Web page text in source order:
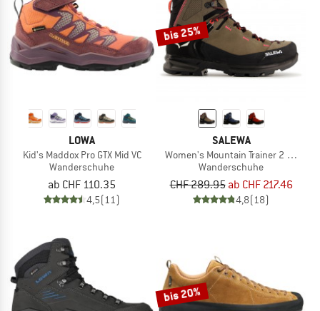
LOWA
Kid's Maddox Pro GTX Mid VC
Wanderschuhe
ab CHF 110.35
4,5(11)
bis 25%
SALEWA
Women's Mountain Trainer 2 Mid GTX
Wanderschuhe
CHF 289.95 ab CHF 217.46
4,8(18)
bis 20%